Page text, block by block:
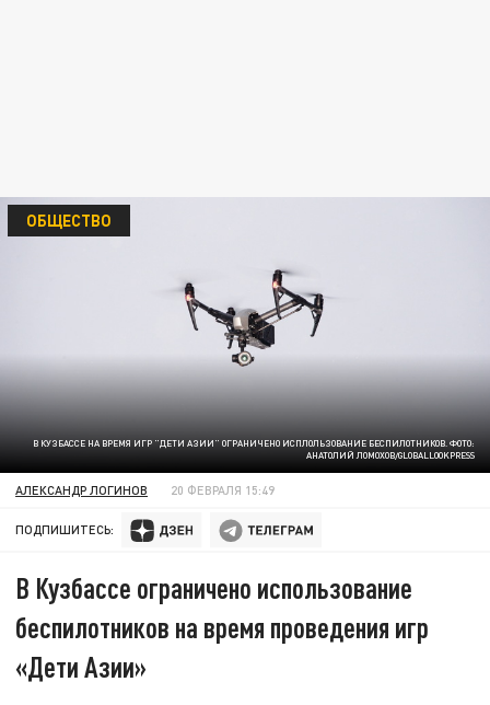
В КУЗБАССЕ НА ВРЕМЯ ИГР "ДЕТИ АЗИИ" ОГРАНИЧЕНО ИСПЛОЛЬЗОВАНИЕ БЕСПИЛОТНИКОВ. ФОТО:
АНАТОЛИЙ ЛОМОХОВ/GLOBALLOOKPRESS
ОБЩЕСТВО
АЛЕКСАНДР ЛОГИНОВ 20 ФЕВРАЛЯ 15:49
ПОДПИШИТЕСЬ:
В Кузбассе ограничено использование
беспилотников на время проведения игр
«Дети Азии»